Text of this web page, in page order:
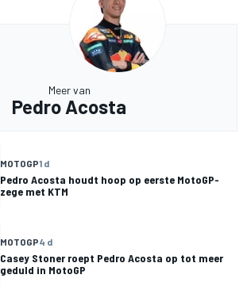
Meer van
Pedro Acosta
MOTOGP1 d
Pedro Acosta houdt hoop op eerste MotoGP-
zege met KTM
MOTOGP4 d
Casey Stoner roept Pedro Acosta op tot meer
geduld in MotoGP